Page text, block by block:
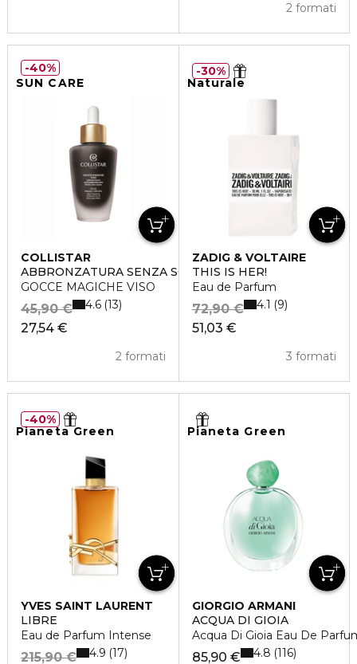
2 formati
SUN CARE
COLLISTAR
ABBRONZATURA SENZA SOLE
GOCCE MAGICHE VISO
27,54 €
45,90 €
2 formati
4.6 13
40%
Naturale
ZADIG & VOLTAIRE
THIS IS HER!
Eau de Parfum
51,03 €
72,90 €
3 formati
4.1 9
30%
Pianeta Green
YVES SAINT LAURENT
LIBRE
Eau de Parfum Intense
215,90 € 4.9 17
40%
Pianeta Green
GIORGIO ARMANI
ACQUA DI GIOIA
Acqua Di Gioia Eau De
85,90 € 4.8 116